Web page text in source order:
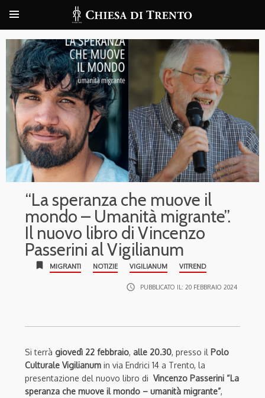
“La speranza che muove il
mondo – Umanità migrante”.
Il nuovo libro di Vincenzo
Passerini al Vigilianum
bookmark MIGRANTI NOTIZIE VIGILIANUM VITREND
access_time PUBBLICATO IL: 20 FEBBRAIO 2024
Si terrà giovedì 22 febbraio, alle 20.30, presso il Polo
Culturale Vigilianum in via Endrici 14 a Trento, la
presentazione del nuovo libro di Vincenzo Passerini “La
speranza che muove il mondo – umanità migrante”,